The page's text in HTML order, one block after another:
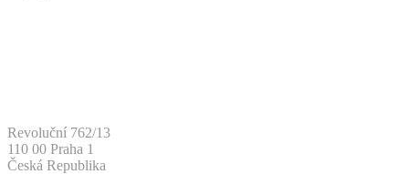
Revoluční 762/13
110 00 Praha 1
Česká Republika